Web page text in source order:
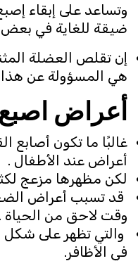
وتساعد على إبقاء
ضيقة للغاية في بعض
إن تقلص العضلة
هي المسؤولة عن هذا
أعراض اصبع
غالبًا ما تكون أصابع
أعراض عند الأطفال .
لكن مظهرها مزعج لكثير
قد تسبب أعراض الضغط
وقت لاحق من الحياة .
والتي تظهر على شكل
في الأظافر.